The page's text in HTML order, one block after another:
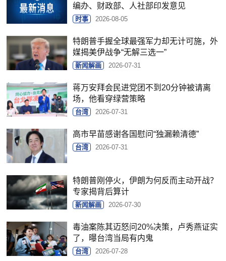
编办、财政部、人社部印发意见
时事 2026-08-05
特朗普手握全球最强军力却无计可施，外
媒揭美伊战争“无解三选一”
新闻解画 2026-07-31
蒋万安拜会民进党团不到20分钟被请离
场，他看穿绿营策略
台湾 2026-07-31
高市早苗感谢各国慰问“独漏赖清德”
台湾 2026-07-31
特朗普刚停火，伊朗为何反而主动开战？
专家揭背后算计
新闻解画 2026-07-30
毒油案陈其迈怒问20%决策，卢秀燕证实
了，曝台湾当局有内鬼
台湾 2026-07-28